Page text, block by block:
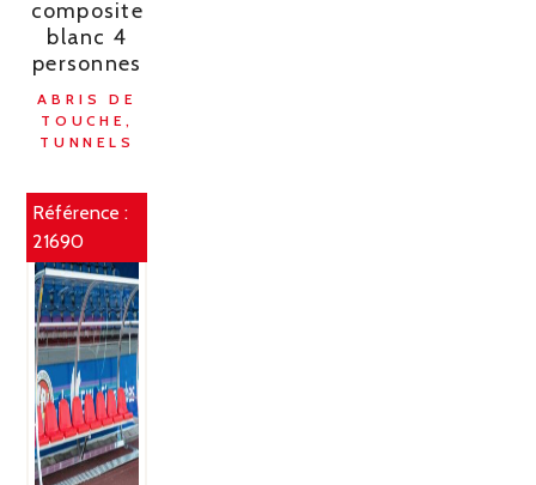
composite
blanc 4
personnes
ABRIS DE
TOUCHE,
TUNNELS
Référence :
21690